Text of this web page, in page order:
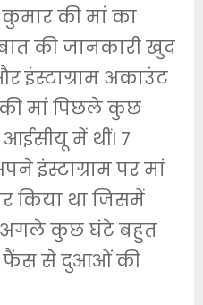
की मां का
की जानकारी खुद
इंस्टाग्राम अकाउंट
की मां पिछले कुछ
में थीं। 7
इंस्टाग्राम पर मां
किया था जिसमें
अगले कुछ घंटे बहुत
फैंस से दुआओं की